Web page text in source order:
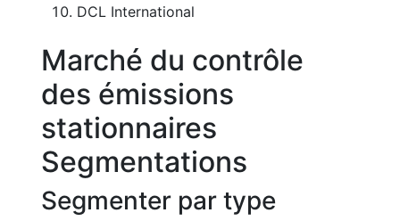
DCL International
Marché du contrôle
des émissions
stationnaires
Segmentations
Segmenter par type